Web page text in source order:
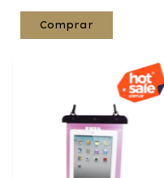
Comprar